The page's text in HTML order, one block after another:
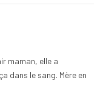
maman, elle a
dans le sang. Mère en